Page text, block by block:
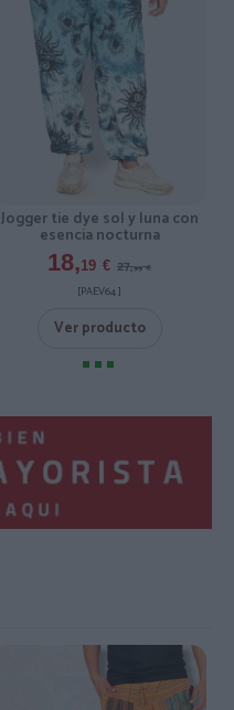
Jogger tie dye sol y luna con
esencia nocturna
18,19 € 27,99 €
[PAEV64 ]
Ver producto